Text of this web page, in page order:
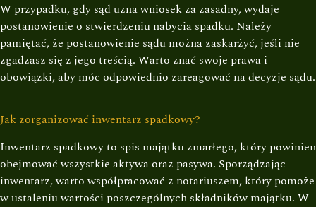
W przypadku, gdy sąd uzna wniosek za zasadny, wydaje
postanowienie o stwierdzeniu nabycia spadku. Należy
pamiętać, że postanowienie sądu można zaskarżyć, jeśli nie
zgadzasz się z jego treścią. Warto znać swoje prawa i
obowiązki, aby móc odpowiednio zareagować na decyzje sądu.
Jak zorganizować inwentarz spadkowy?
Inwentarz spadkowy to spis majątku zmarłego, który powinien
obejmować wszystkie aktywa oraz pasywa. Sporządzając
inwentarz, warto współpracować z notariuszem, który pomoże
w ustaleniu wartości poszczególnych składników majątku. W